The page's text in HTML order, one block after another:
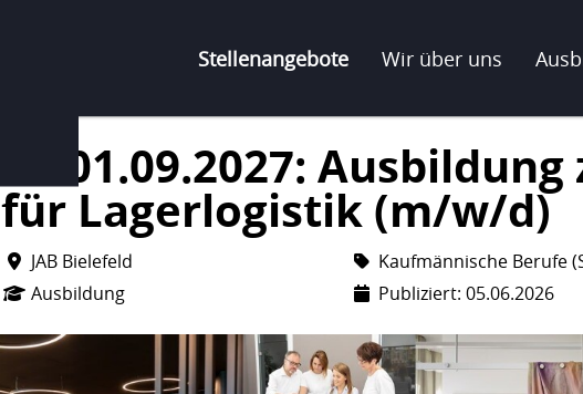
Stellenangebote Wir über uns
ab 01.09.2027:
für Lagerlogistik (m/w/d)
JAB Bielefeld
Ausbildung
Kaufmännische Berufe
Publiziert: 05.06.2026